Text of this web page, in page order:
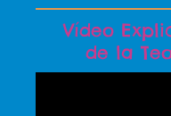
Vídeo
de la